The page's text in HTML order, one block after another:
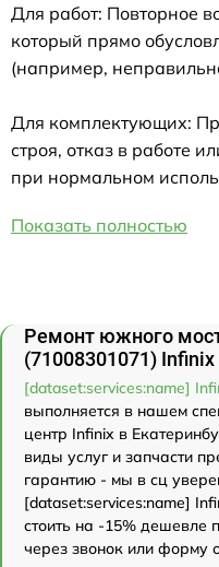
Для работ: Повторное
который прямо
(например,
Для комплектующих:
строя, отказ в работе
при нормальном
Показать полностью
Ремонт южного
(71008301071) Infinix
[dataset:services:name]
выполняется в нашем
центр Infinix в
виды услуг и запчасти
гарантию - мы в сц
[dataset:services:name]
стоить на -15% дешевле
через звонок или форму